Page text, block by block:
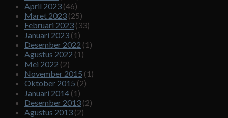
April 2023 (46)
Maret 2023 (25)
Februari 2023 (33)
Januari 2023 (1)
Desember 2022 (1)
Agustus 2022 (1)
Mei 2022 (2)
November 2015 (1)
Oktober 2015 (2)
Januari 2014 (1)
Desember 2013 (2)
Agustus 2013 (2)